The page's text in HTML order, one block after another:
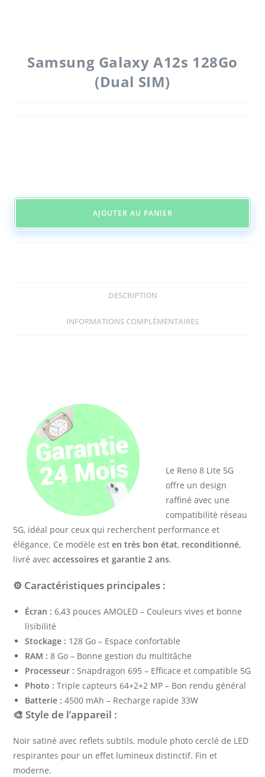
Samsung Galaxy A12s 128Go
(Dual SIM)
AJOUTER AU PANIER
DESCRIPTION
INFORMATIONS COMPLÉMENTAIRES
Le Reno 8 Lite 5G
offre un design
raffiné avec une
compatibilité réseau
5G, idéal pour ceux qui recherchent performance et
élégance. Ce modèle esten très bon état, reconditionné,
livré avecaccessoires et garantie 2 ans.
⚙️ Caractéristiques principales :
Écran : 6,43 pouces AMOLED – Couleurs vives et bonne
lisibilité
Stockage : 128 Go – Espace confortable
RAM : 8 Go – Bonne gestion du multitâche
Processeur : Snapdragon 695 – Efficace et compatible 5G
Photo : Triple capteurs 64+2+2 MP – Bon rendu général
Batterie : 4500 mAh – Recharge rapide 33W
🎨 Style de l’appareil :
Noir satiné avec reflets subtils, module photo cerclé de LED
respirantes pour un effet lumineux distinctif. Fin et
moderne.